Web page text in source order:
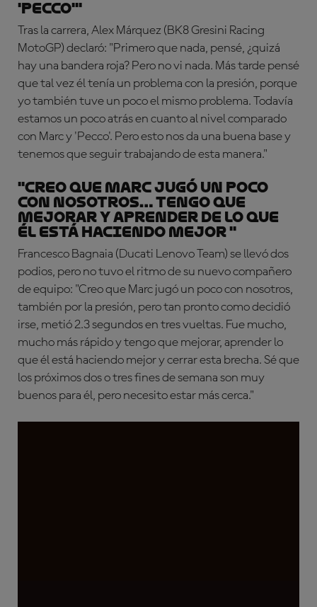
'Pecco'"
Tras la carrera, Alex Márquez (BK8 Gresini Racing
MotoGP) declaró: "Primero que nada, pensé, ¿quizá
hay una bandera roja? Pero no vi nada. Más tarde pensé
que tal vez él tenía un problema con la presión, porque
yo también tuve un poco el mismo problema. Todavía
estamos un poco atrás en cuanto al nivel comparado
con Marc y 'Pecco'. Pero esto nos da una buena base y
tenemos que seguir trabajando de esta manera."
"Creo que Marc jugó un poco
con nosotros… Tengo que
mejorar y aprender de lo que
él está haciendo mejor "
Francesco Bagnaia (Ducati Lenovo Team) se llevó dos
podios, pero no tuvo el ritmo de su nuevo compañero
de equipo: "Creo que Marc jugó un poco con nosotros,
también por la presión, pero tan pronto como decidió
irse, metió 2.3 segundos en tres vueltas. Fue mucho,
mucho más rápido y tengo que mejorar, aprender lo
que él está haciendo mejor y cerrar esta brecha. Sé que
los próximos dos o tres fines de semana son muy
buenos para él, pero necesito estar más cerca."